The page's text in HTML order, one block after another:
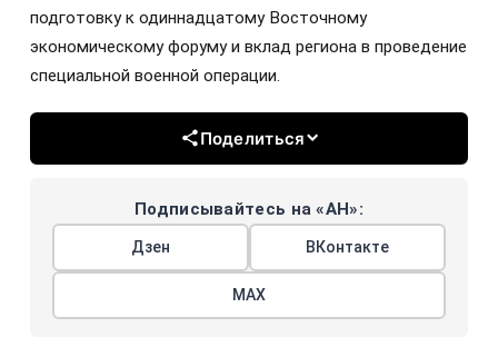
подготовку к одиннадцатому Восточному
экономическому форуму и вклад региона в проведение
специальной военной операции.
Поделиться
Подписывайтесь на «АН»:
Дзен ВКонтакте
МАХ